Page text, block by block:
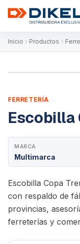
Inicio Productos
FERRETERÍA
Escobilla
MARCA
Multimarca
Escobilla Copa
con respaldo de
provincias,
ferreterías y